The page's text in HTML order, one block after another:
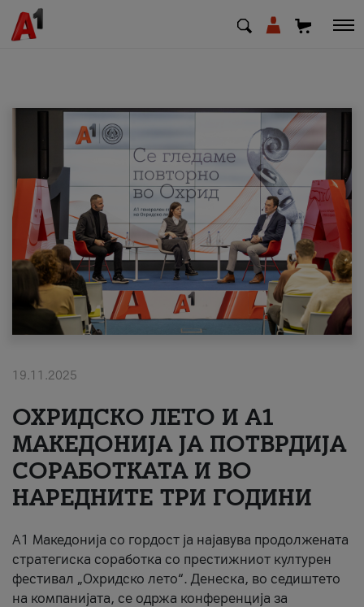
МК SQ
Приватни Деловни
Поддршка
Надополни кредит
#ПодобарОнлајн
19.11.2025
ОХРИДСКО ЛЕТО И A1
МАКЕДОНИЈА ЈА ПОТВРДИЈА
СОРАБОТКАТА И ВО
НАРЕДНИТЕ ТРИ ГОДИНИ
A1 Македонија со гордост ја најавува продолжената
стратегиска соработка со престижниот културен
фестивал „Охридско лето“. Денеска, во седиштето
на компанијата, се одржа конференција за